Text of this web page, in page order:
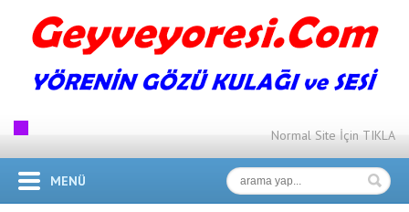
Normal Site İçin TIKLA
MENÜ